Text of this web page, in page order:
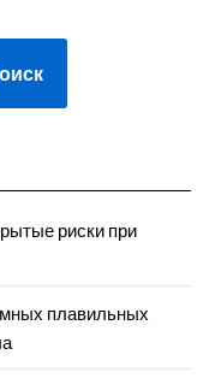
риски при
плавильных